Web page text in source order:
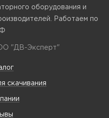
оборудования и
Работаем по
"ДВ-Эксперт"
скачивания